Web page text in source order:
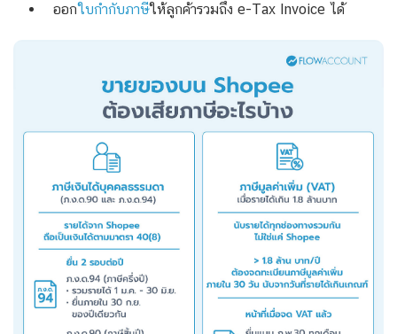
ออกใบกำกับภาษีให้ลูกค้ารวมถึง e-Tax Invoice ได้